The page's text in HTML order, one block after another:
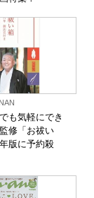
も気軽にでき
修「お祓い
版に予約殺